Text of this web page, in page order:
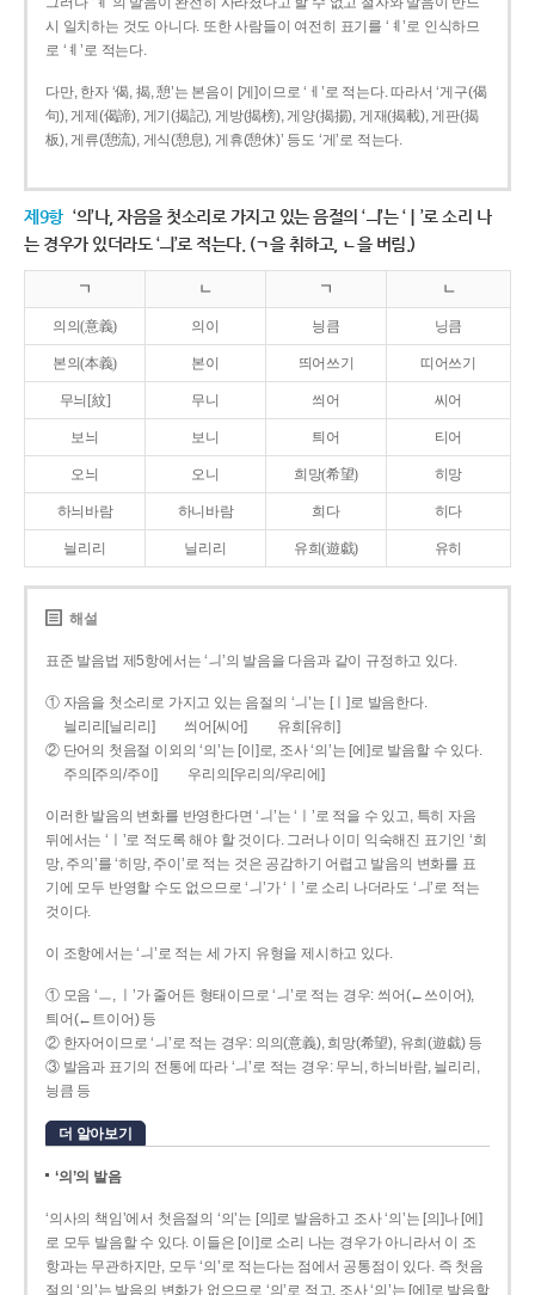
시 일치하는 것도 아니다. 또한 사람들이 여전히 표기를 ‘ㅖ’로 인식하므
로 ‘ㅖ’로 적는다.
다만, 한자 ‘偈, 揭, 憩’는 본음이 [게]이므로 ‘ㅔ’로 적는다. 따라서 ‘게구(偈
句), 게제(偈諦), 게기(揭記), 게방(揭榜), 게양(揭揚), 게재(揭載), 게판(揭
板), 게류(憩流), 게식(憩息), 게휴(憩休)’ 등도 ‘게’로 적는다.
제9항 ‘의’나, 자음을 첫소리로 가지고 있는 음절의 ‘ㅢ’는 ‘ㅣ’로 소리 나
는 경우가 있더라도 ‘ㅢ’로 적는다. (ㄱ을 취하고, ㄴ을 버림.)
ㄱ ㄴ ㄱ ㄴ
의의(意義) 의이 닁큼 닝큼
본의(本義) 본이 띄어쓰기 띠어쓰기
무늬[紋] 무니 씌어 씨어
보늬 보니 틔어 티어
오늬 오니 희망(希望) 히망
하늬바람 하니바람 희다 히다
늴리리 닐리리 유희(遊戱) 유히
해설
표준 발음법 제5항에서는 ‘ㅢ’의 발음을 다음과 같이 규정하고 있다.
① 자음을 첫소리로 가지고 있는 음절의 ‘ㅢ’는 [ㅣ]로 발음한다.
늴리리[닐리리]
씌어[씨어]
유희[유히]
② 단어의 첫음절 이외의 ‘의’는 [이]로, 조사 ‘의’는 [에]로 발음할 수 있다.
주의[주의/주이]
우리의[우리의/우리에]
이러한 발음의 변화를 반영한다면 ‘ㅢ’는 ‘ㅣ’로 적을 수 있고, 특히 자음
뒤에서는 ‘ㅣ’로 적도록 해야 할 것이다. 그러나 이미 익숙해진 표기인 ‘희
망, 주의’를 ‘히망, 주이’로 적는 것은 공감하기 어렵고 발음의 변화를 표
기에 모두 반영할 수도 없으므로 ‘ㅢ’가 ‘ㅣ’로 소리 나더라도 ‘ㅢ’로 적는
것이다.
이 조항에서는 ‘ㅢ’로 적는 세 가지 유형을 제시하고 있다.
① 모음 ‘ㅡ, ㅣ’가 줄어든 형태이므로 ‘ㅢ’로 적는 경우: 씌어(←쓰이어),
틔어(←트이어) 등
② 한자어이므로 ‘ㅢ’로 적는 경우: 의의(意義), 희망(希望), 유희(遊戱) 등
③ 발음과 표기의 전통에 따라 ‘ㅢ’로 적는 경우: 무늬, 하늬바람, 늴리리,
닁큼 등
더 알아보기
‘의’의 발음
‘의사의 책임’에서 첫음절의 ‘의’는 [의]로 발음하고 조사 ‘의’는 [의]나 [에]
로 모두 발음할 수 있다. 이들은 [이]로 소리 나는 경우가 아니라서 이 조
항과는 무관하지만, 모두 ‘의’로 적는다는 점에서 공통점이 있다. 즉 첫음
절의 ‘의’는 발음의 변화가 없으므로 ‘의’로 적고, 조사 ‘의’는 [에]로 발음할